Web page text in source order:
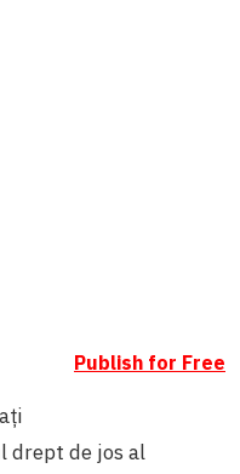
Publish for Free
drept de jos al